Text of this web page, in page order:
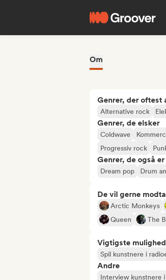
Om
Genrer, der oftest
Alternative rock
Genrer, de elsker
Coldwave
Progressiv rock
Genrer, de også
Dream pop Drum
De vil gerne
Arctic Monkeys
Queen
The
Vigtigste
Spil kunstnere i
Andre
Interview kunstnere